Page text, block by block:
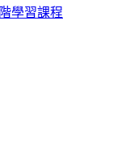
學習課程